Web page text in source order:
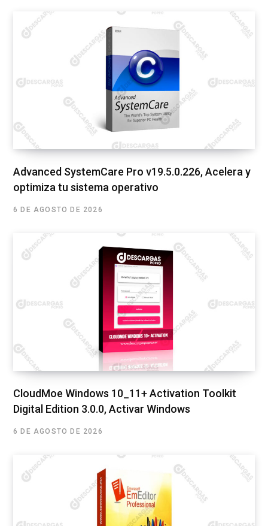
Advanced SystemCare Pro v19.5.0.226, Acelera y
optimiza tu sistema operativo
6 DE AGOSTO DE 2026
CloudMoe Windows 10_11+ Activation Toolkit
Digital Edition 3.0.0, Activar Windows
6 DE AGOSTO DE 2026